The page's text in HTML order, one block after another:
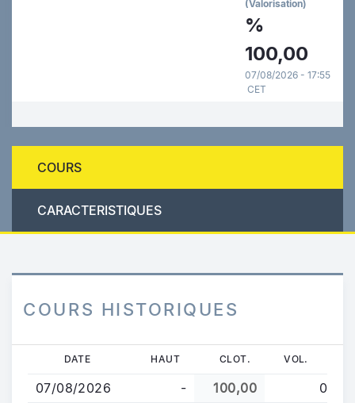
(Valorisation)
%
100,00
07/08/2026 - 17:55
CET
COURS
CARACTERISTIQUES
COURS HISTORIQUES
contenu
DATE HAUT CLOT. VOL.
07/08/2026 - 100,00
0